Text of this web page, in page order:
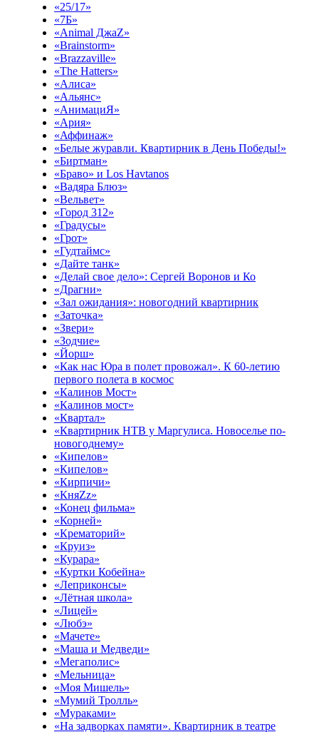
«25/17»
«7Б»
«Animal ДжаZ»
«Brainstorm»
«Brazzaville»
«The Hatters»
«Алиса»
«Альянс»
«АнимациЯ»
«Ария»
«Аффинаж»
«Белые журавли. Квартирник в День Победы!»
«Биртман»
«Браво» и Los Havtanos
«Вадяра Блюз»
«Вельвет»
«Город 312»
«Градусы»
«Грот»
«Гудтаймс»
«Дайте танк»
«Делай свое дело»: Сергей Воронов и Ко
«Драгни»
«Зал ожидания»: новогодний квартирник
«Заточка»
«Звери»
«Зодчие»
«Йорш»
«Как нас Юра в полет провожал». К 60-летию
первого полета в космос
«Калинов Мост»
«Калинов мост»
«Квартал»
«Квартирник НТВ у Маргулиса. Новоселье по-
новогоднему»
«Кипелов»
«Кипелов»
«Кирпичи»
«КняZz»
«Конец фильма»
«Корней»
«Крематорий»
«Круиз»
«Курара»
«Куртки Кобейна»
«Леприконсы»
«Лётная школа»
«Лицей»
«Любэ»
«Мачете»
«Маша и Медведи»
«Мегаполис»
«Мельница»
«Моя Мишель»
«Мумий Тролль»
«Мураками»
«На задворках памяти». Квартирник в театре